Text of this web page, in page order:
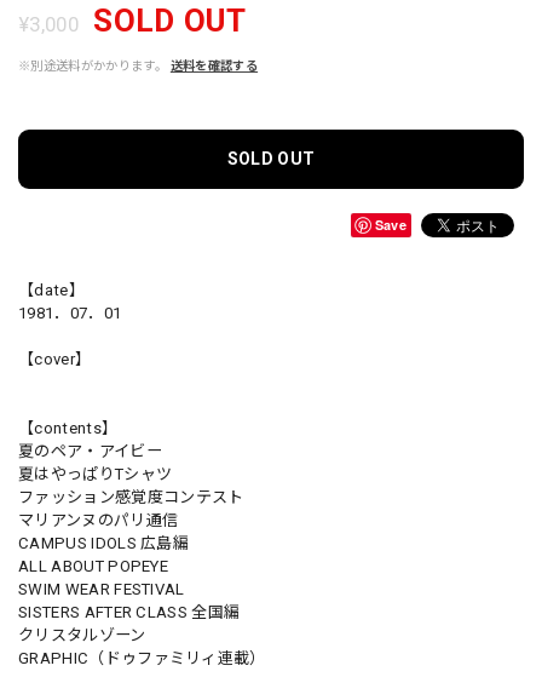
¥3,000 SOLD OUT
※別途送料がかかります。 送料を確認する
SOLD OUT
Save
【date】
1981．07．01
【cover】
【contents】
夏のペア・アイビー
夏はやっぱりTシャツ
ファッション感覚度コンテスト
マリアンヌのパリ通信
CAMPUS IDOLS 広島編
ALL ABOUT POPEYE
SWIM WEAR FESTIVAL
SISTERS AFTER CLASS 全国編
クリスタルゾーン
GRAPHIC（ドゥファミリィ連載）